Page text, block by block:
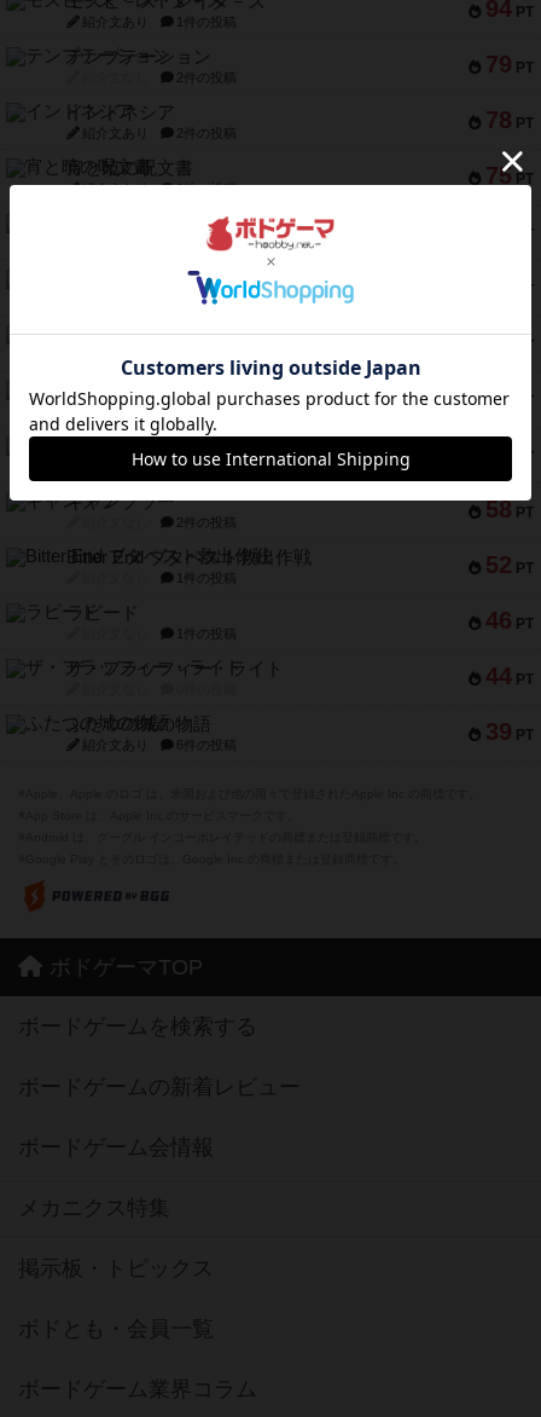
94 PT
紹介文あり 1件の投稿
79 PT
テンプテーション
2件の投稿
78 PT
インドネシア
紹介文あり 2件の投稿
75 PT
宵と暁の呪文書
紹介文あり 8件の投稿
PT
リスボン・トラム 28
9件の投稿
PT
1件の投稿
66 PT
ブラヴェスト
60 PT
スペクタキュラー
紹介文なし 1件の投稿
PT
紹介文あり 13件の投稿
58 PT
ギャンブラー
2件の投稿
52 PT
Bitter End ブタペスト救出作戦
1件の投稿
46 PT
ラピード
1件の投稿
44 PT
ザ・フラッフィー・ライト
39 PT
ふたつの城の物語
紹介文あり 6件の投稿
ボドゲーマTOP
ボードゲームを検索する
ボードゲームの新着レビュー
ボードゲーム会情報
メカニクス特集
掲示板・トピックス
ボドとも・会員一覧
ボードゲーム業界コラム